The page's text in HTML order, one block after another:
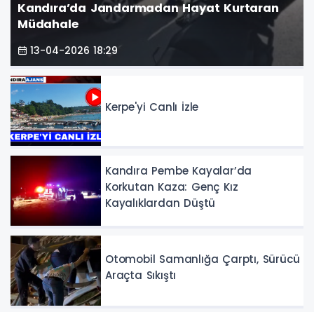
Kandıra’da Jandarmadan Hayat Kurtaran
Müdahale
13-04-2026 18:29
Kerpe'yi Canlı İzle
Kandıra Pembe Kayalar’da
Korkutan Kaza: Genç Kız
Kayalıklardan Düştü
Otomobil Samanlığa Çarptı, Sürücü
Araçta Sıkıştı